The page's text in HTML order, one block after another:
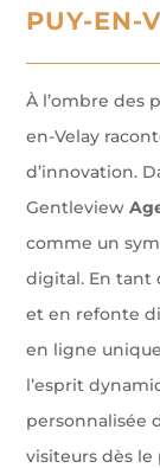
PUY-EN-
À l’ombre des
en-Velay
d’innovation.
Gentleview
comme un
digital. En tant
et en refonte
en ligne
l’esprit
personnalisée
visiteurs dès